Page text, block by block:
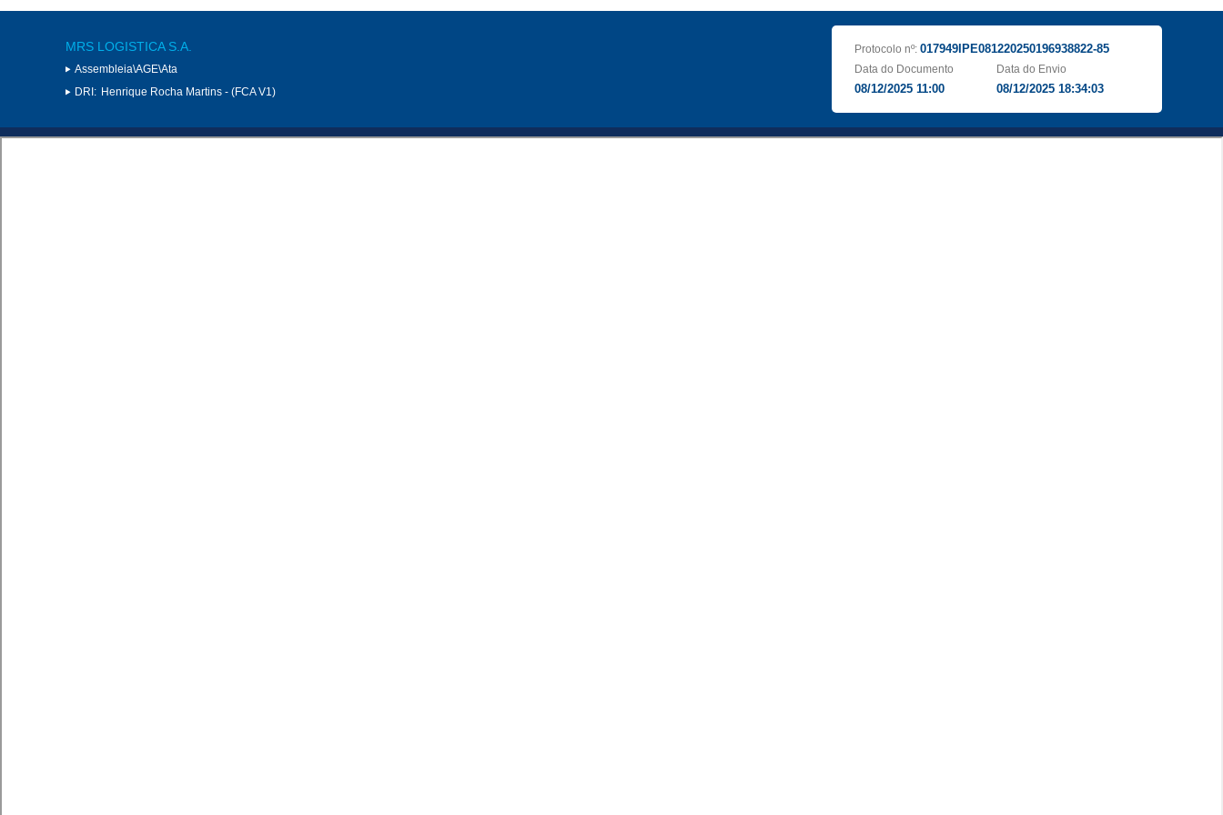
MRS LOGISTICA S.A.
Assembleia\AGE\Ata
DRI: Henrique Rocha Martins - (FCA V1)
Protocolo nº: 017949IPE081220250196938822-85
Data do Documento
08/12/2025 11:00
Data do Envio
08/12/2025 18:34:03